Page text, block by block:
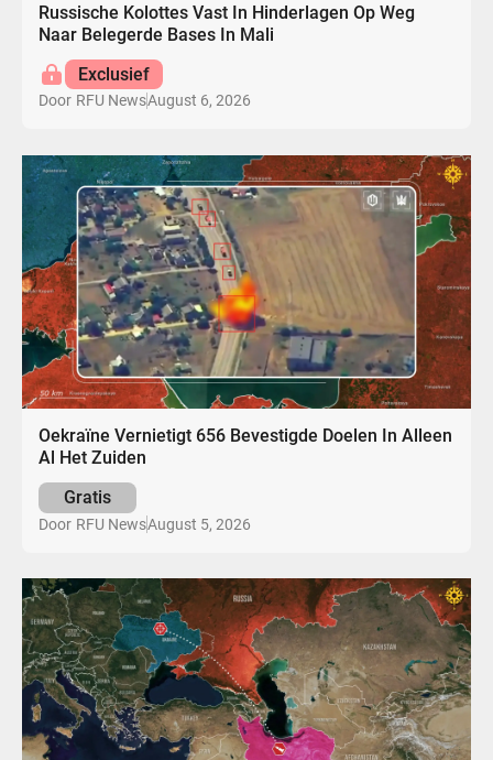
Russische Kolottes Vast In Hinderlagen Op Weg
Naar Belegerde Bases In Mali
Exclusief
Door RFU NewsAugust 6, 2026
Oekraïne Vernietigt 656 Bevestigde Doelen In Alleen
Al Het Zuiden
Gratis
Door RFU NewsAugust 5, 2026